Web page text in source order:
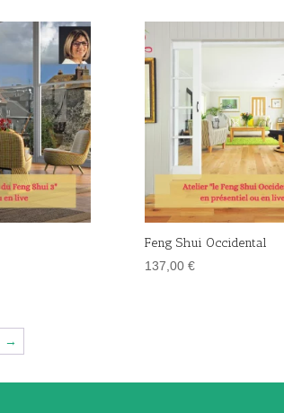
Feng Shui Occidental
137,00 €
→